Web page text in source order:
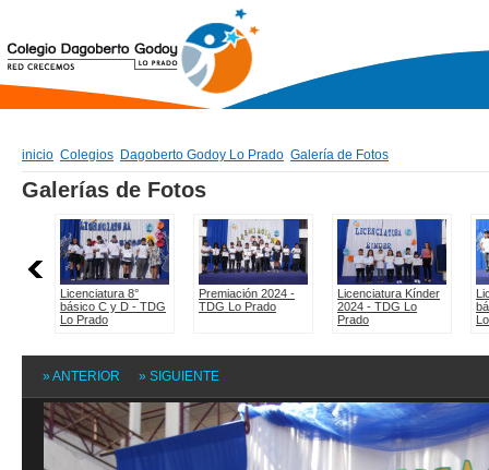
inicio Colegios Dagoberto Godoy Lo Prado Galería de Fotos
» ANTERIOR » SIGUIENTE